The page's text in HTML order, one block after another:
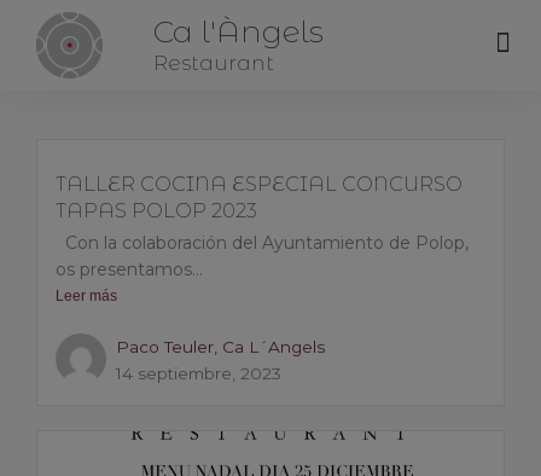
Ca l'Àngels
Restaurant
TALLER COCINA ESPECIAL CONCURSO
TAPAS POLOP 2023
Con la colaboración del Ayuntamiento de Polop,
os presentamos...
Leer más
Paco Teuler, Ca L´Angels
14 septiembre, 2023